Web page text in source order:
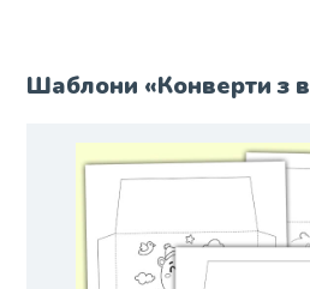
Шаблони «Конверти з